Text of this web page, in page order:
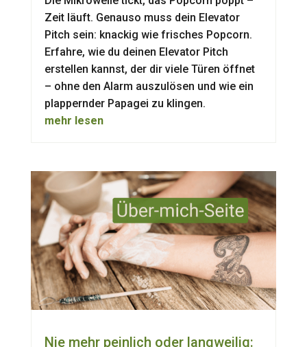
Zeit läuft. Genauso muss dein Elevator
Pitch sein: knackig wie frisches Popcorn.
Erfahre, wie du deinen Elevator Pitch
erstellen kannst, der dir viele Türen öffnet
– ohne den Alarm auszulösen und wie ein
plappernder Papagei zu klingen.
mehr lesen
Nie mehr peinlich oder langweilig: